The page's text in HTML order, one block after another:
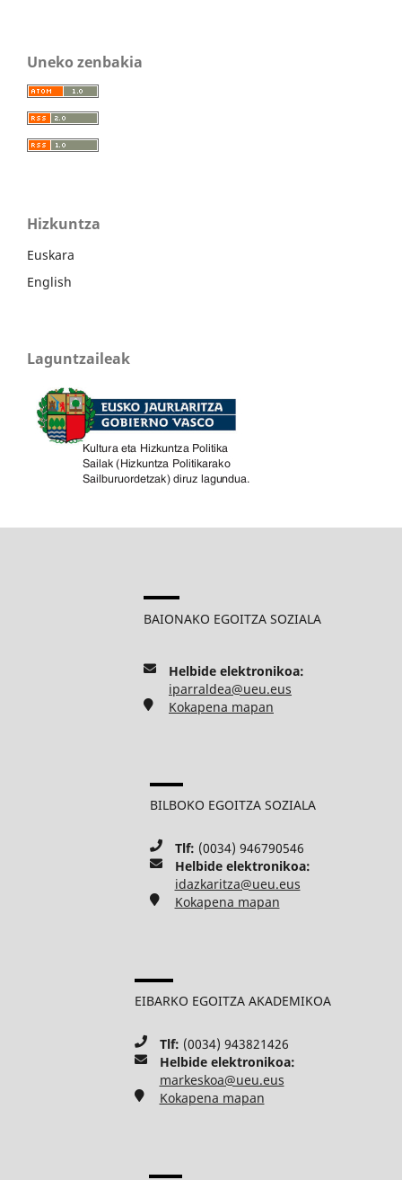
Uneko zenbakia
Hizkuntza
Euskara
English
Laguntzaileak
BAIONAKO EGOITZA SOZIALA
Helbide elektronikoa:
iparraldea@ueu.eus
Kokapena mapan
BILBOKO EGOITZA SOZIALA
Tlf: (0034) 946790546
Helbide elektronikoa:
idazkaritza@ueu.eus
Kokapena mapan
EIBARKO EGOITZA AKADEMIKOA
Tlf: (0034) 943821426
Helbide elektronikoa:
markeskoa@ueu.eus
Kokapena mapan